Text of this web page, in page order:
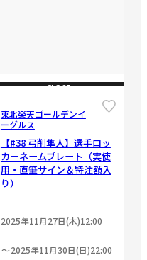
CLOSE
東北楽天ゴールデンイ
ーグルス
【#38 弓削隼人】選手ロッ
カーネームプレート（実使
用・直筆サイン＆特注額入
り）
2025年11月27日(木)12:00
2025年11月30日(日)22:00